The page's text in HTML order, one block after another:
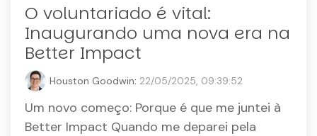
O voluntariado é vital:
Inaugurando uma nova era na
Better Impact
Houston Goodwin: 22/05/2025, 09:39:52
Um novo começo: Porque é que me juntei à
Better Impact Quando me deparei pela